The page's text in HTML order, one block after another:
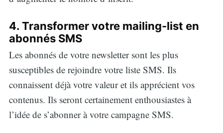
4. Transformer votre mailing-list en
abonnés SMS
Les abonnés de votre newsletter sont les plus
susceptibles de rejoindre votre liste SMS. Ils
connaissent déjà votre valeur et ils apprécient vos
contenus. Ils seront certainement enthousiastes à
l’idée de s’abonner à votre campagne SMS.